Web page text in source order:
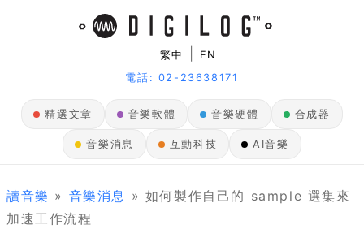
繁中
EN
電話: 02-23638171
精選文章 音樂軟體 音樂硬體 合成器
音樂消息 互動科技 AI音樂
讀音樂 » 音樂消息 » 如何製作自己的 sample 選集來
加速工作流程